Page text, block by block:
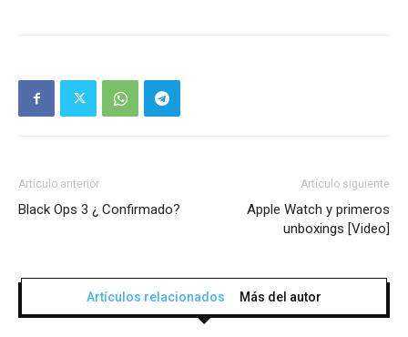
Artículo anterior
Black Ops 3 ¿ Confirmado?
Artículo siguiente
Apple Watch y primeros
unboxings [Video]
Artículos relacionados Más del autor